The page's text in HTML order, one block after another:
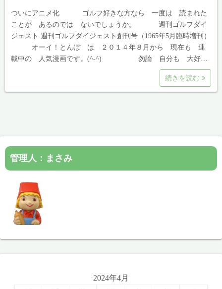
ついにアニメ化 ゴルフ好きな方なら 一度は 読まれた
ことが あるのでは ないでしょうか。 週刊ゴルフダイ
ジェスト 週刊ゴルフダイジェスト創刊号（1965年5月臨時増刊）
オーイ！とんぼ は ２０１４年８月から 現在も 連
載中の 人気漫画です。(^-^) 勿論 自分も 大好…
続きを読む
管理人：まさみ
2024年4月